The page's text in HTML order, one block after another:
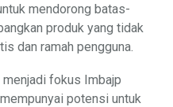
mendorong batas-
produk yang tidak
dan ramah pengguna.
fokus Imbajp
potensi untuk